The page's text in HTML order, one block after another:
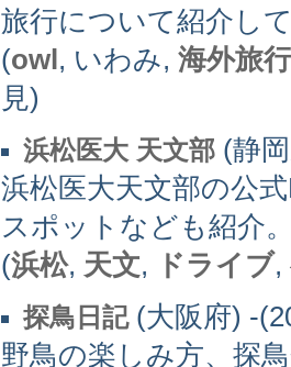
旅行について紹介し
(owl, いわみ, 海外旅行
見)
浜松医大 天文部 (静
浜松医大天文部の公
スポットなども紹介
(浜松, 天文, ドライブ,
探鳥日記(大阪府) -
野鳥の楽しみ方、探